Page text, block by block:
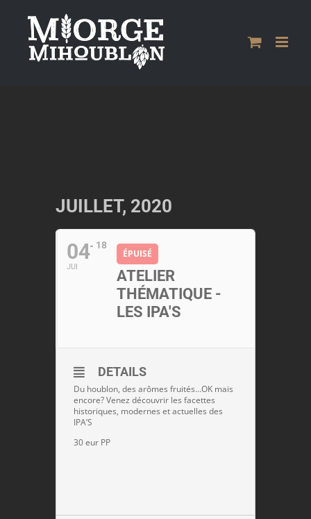
contenu
JUILLET, 2020
04
JUI
18
ÉPUISÉ
ATELIER
THÉMATIQUE -
LES IPA'S
DETAILS
Du houblon, des arômes fruités…OK mais
encore? Venez découvrir les facettes
historiques, modernes et actuelles des
IPA’S
30 eur PP